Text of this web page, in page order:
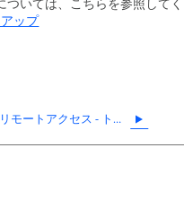
ついては、こちらを参照してく
ップ
リモートアクセス - トラフィックステアリング